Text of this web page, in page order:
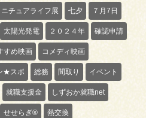
ニチュアライフ展 七夕 ７月7日
太陽光発電 ２０２４年 確認申請
すめ映画 コメディ映画
★スポ 総務 間取り イベント
就職支援金 しずおか就職net
せせらぎ® 熱交換